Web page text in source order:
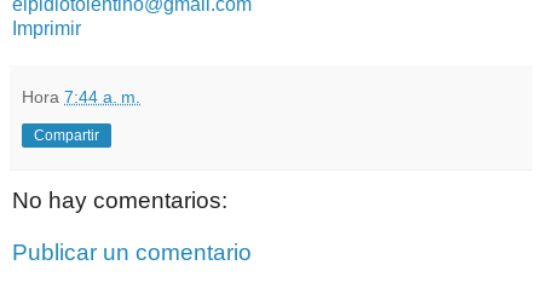
Imprimir
Hora 7:44 a. m.
Compartir
No hay comentarios:
Publicar un comentario